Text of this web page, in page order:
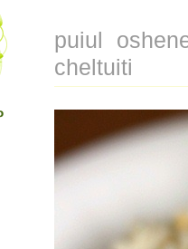
puiul
cheltuiti